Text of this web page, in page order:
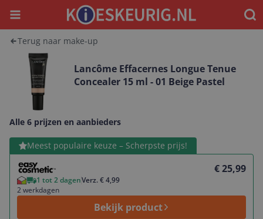
Menu
Terug naar make-up
Lancôme Effacernes Longue Tenue
Concealer 15 ml - 01 Beige Pastel
Alle 6 prijzen en aanbieders
Meest populaire keuze – Scherpste prijs!
€ 25,99
1 tot 2 dagenVerz. € 4,99
2 werkdagen
Bekijk product
Bekijk product